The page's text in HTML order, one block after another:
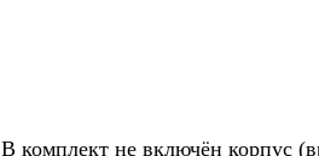
В комплект не включён корпус